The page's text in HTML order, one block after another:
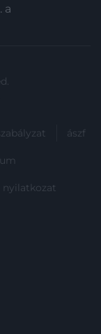
a
ászf
nyilatkozat